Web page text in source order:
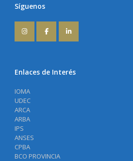
Síguenos
Enlaces de Interés
IOMA
UDEC
ARCA
ARBA
IPS
ANSES
CPBA
BCO PROVINCIA